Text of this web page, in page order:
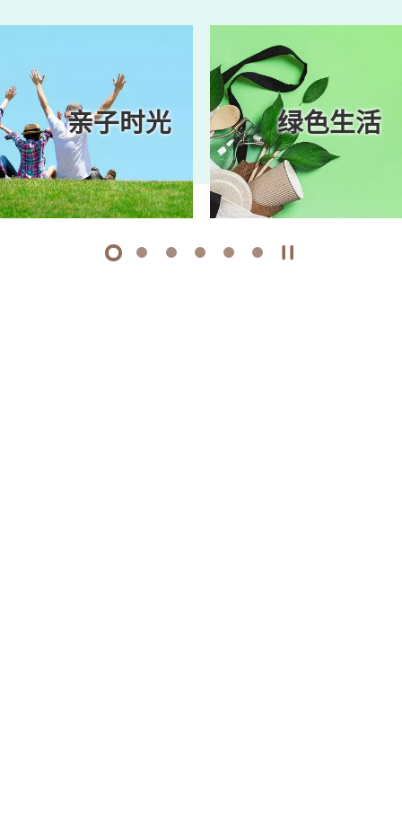
亲子时光 绿色生活
1 2 3 4 5 6 开始/暂停幻灯